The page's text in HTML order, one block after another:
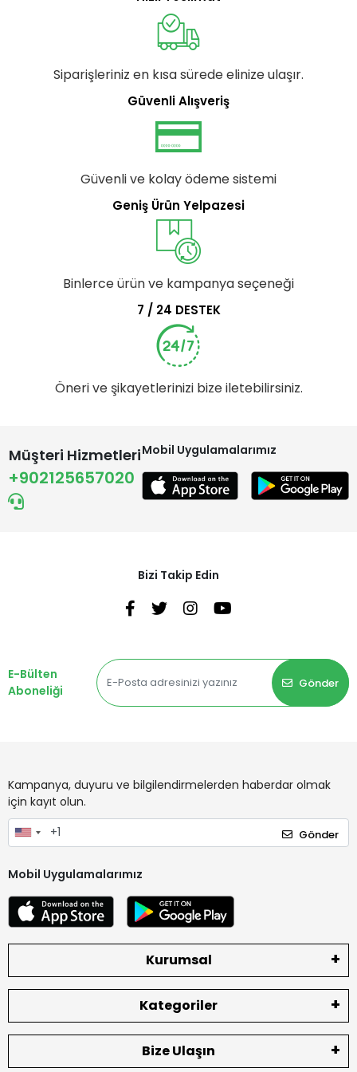
Siparişleriniz en kısa sürede elinize ulaşır.
Güvenli Alışveriş
Güvenli ve kolay ödeme sistemi
Geniş Ürün Yelpazesi
Binlerce ürün ve kampanya seçeneği
7 / 24 DESTEK
Öneri ve şikayetlerinizi bize iletebilirsiniz.
Müşteri Hizmetleri
+902125657020
Mobil Uygulamalarımız
Bizi Takip Edin
E-Bülten
Aboneliği
Gönder
Kampanya, duyuru ve bilgilendirmelerden haberdar olmak
için kayıt olun.
Gönder
Mobil Uygulamalarımız
Kurumsal
Kategoriler
Bize Ulaşın